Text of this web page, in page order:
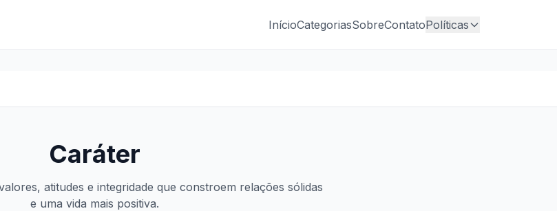
InícioCategoriasSobreContatoPolíticas
Caráter
atitudes e integridade que constroem relações sólidas
e uma vida mais positiva.